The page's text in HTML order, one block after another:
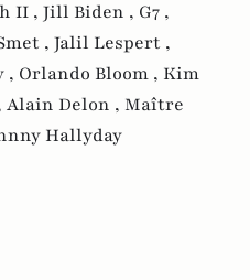
II , Jill Biden , G7 ,
, Jalil Lespert ,
, Orlando Bloom , Kim
Alain Delon , Maître
Hallyday